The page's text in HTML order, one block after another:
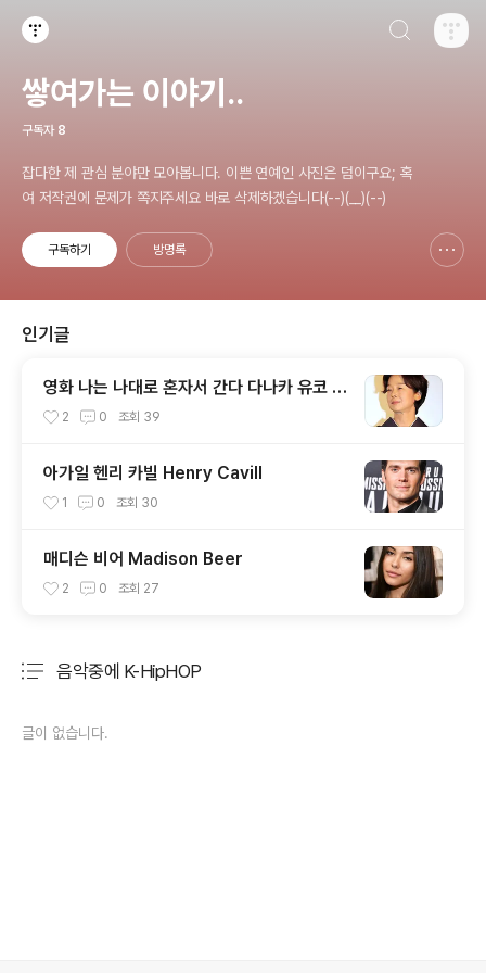
쌓여가는 이야기..
구독자 8
잡다한 제 관심 분야만 모아봅니다. 이쁜 연예인 사진은 덤이구요; 혹
여 저작권에 문제가 쪽지주세요 바로 삭제하겠습니다(--)(__)(--)
구독하기 방명록
인기글
영화 나는 나대로 혼자서 간다 다나카 유코 T
anaka Yuko, 田中裕子
2 0 조회 39
아가일 헨리 카빌 Henry Cavill
1 0 조회 30
매디슨 비어 Madison Beer
2 0 조회 27
음악중에 K-HipHOP
글이 없습니다.